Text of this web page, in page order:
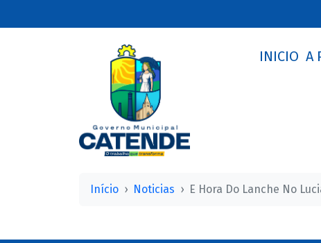
INICIO A
Início Noticias E Hora Do Lanche No